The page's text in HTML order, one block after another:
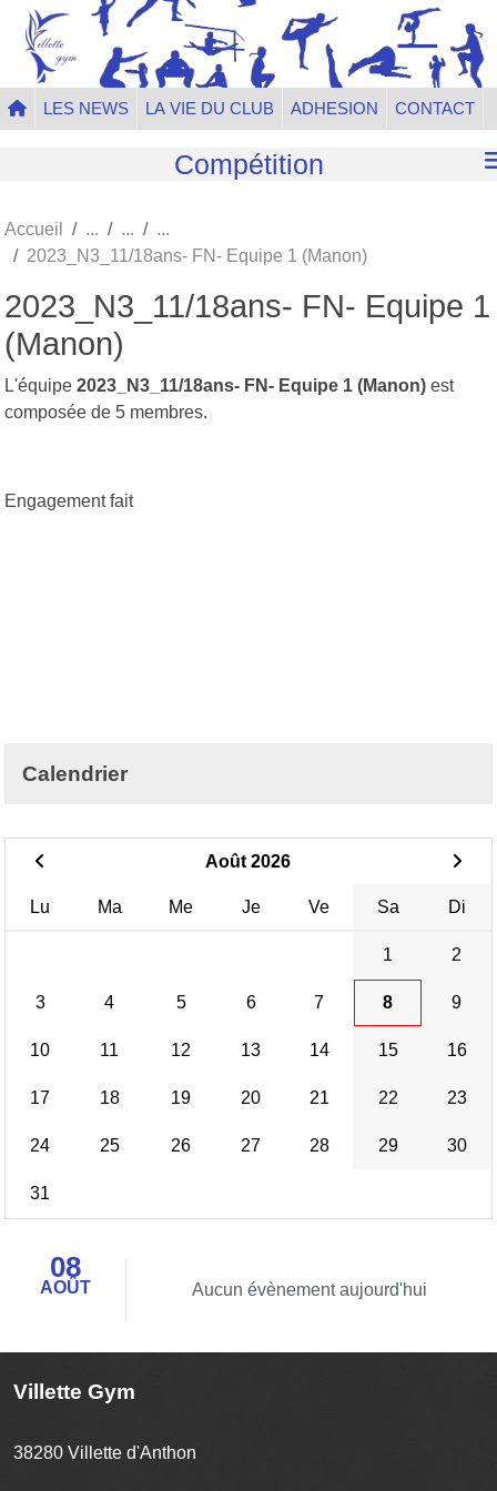
LES NEWS LA VIE DU CLUB ADHESION CONTACT
Compétition
Accueil
2023_N3_11/18ans- FN- Equipe 1 (Manon)
2023_N3_11/18ans- FN- Equipe 1
(Manon)
L'équipe 2023_N3_11/18ans- FN- Equipe 1 (Manon) est
composée de 5 membres.
Engagement fait
Calendrier
Août 2026
Lu Ma Me Je Ve Sa Di
1 2
3 4 5 6 7 8 9
10 11 12 13 14 15 16
17 18 19 20 21 22 23
24 25 26 27 28 29 30
31
08
AOÛT Aucun évènement aujourd'hui
Villette Gym
38280 Villette d'Anthon
Panneau de gestion des cookies